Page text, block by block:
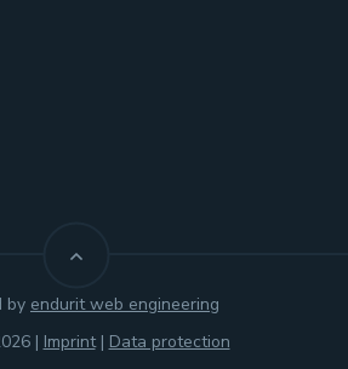
| Imprint| Data protection
by endurit web engineering